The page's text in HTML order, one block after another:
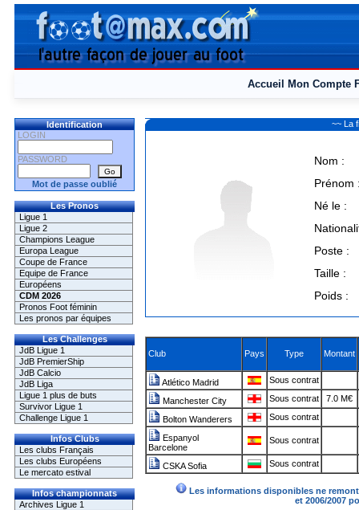
Accueil Mon Compte
Identification
LOGIN
PASSWORD
Mot de passe oublié
Les Pronos
Ligue 1
Ligue 2
Champions League
Europa League
Coupe de France
Equipe de France
Européens
CDM 2026
Pronos Foot féminin
Les pronos par équipes
Les Challenges
JdB Ligue 1
JdB PremierShip
JdB Calcio
JdB Liga
Ligue 1 plus de buts
Survivor Ligue 1
Challenge Ligue 1
Infos Clubs
Les clubs Français
Les clubs Européens
Le mercato estival
Infos championnats
Archives Ligue 1
~~ La
Nom :
Prénom
Né le :
Poste :
Taille :
Poids :
Club Pays Type Montant
Atlético Madrid Sous contrat
Manchester City Sous contrat 7.0 M€
Bolton Wanderers Sous contrat
Espanyol
Barcelone
Sous contrat
CSKA Sofia Sous contrat
Les informations disponibles ne
et 2006/2007